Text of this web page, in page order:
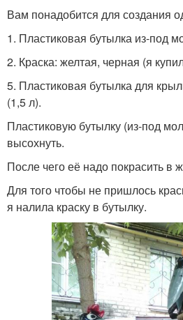
Вам понадобится для создания
1. Пластиковая бутылка из-под
2. Краска: желтая, черная (я
5. Пластиковая бутылка для
(1,5 л).
Пластиковую бутылку (из-под
высохнуть.
После чего её надо покрасить в
Для того чтобы не пришлось
я налила краску в бутылку.